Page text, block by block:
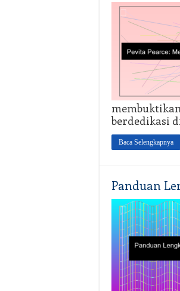
berdedikasi
Baca Selengkapnya
Panduan